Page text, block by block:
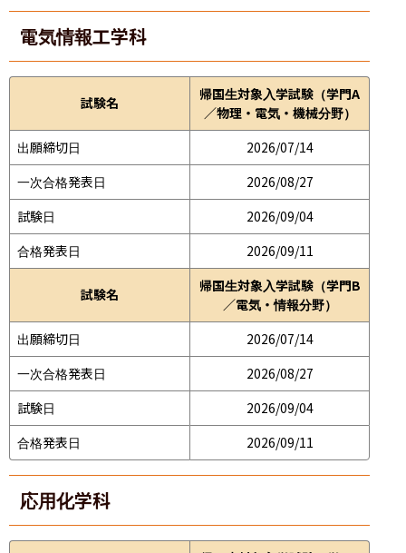
電気情報工学科
試験名
帰国生対象入学試験（学門A
／物理・電気・機械分野）
出願締切日
2026/07/14
一次合格発表日
2026/08/27
試験日
2026/09/04
合格発表日
2026/09/11
試験名
帰国生対象入学試験（学門B
／電気・情報分野）
出願締切日
2026/07/14
一次合格発表日
2026/08/27
試験日
2026/09/04
合格発表日
2026/09/11
応用化学科